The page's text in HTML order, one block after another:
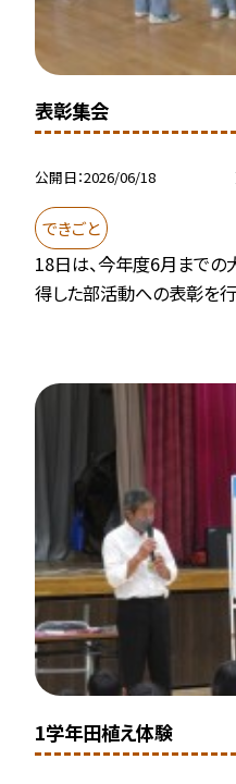
表彰集会
公開日 2026/06/18
できごと
18日は、今年度6月までの
得した部活動への表彰を
1学年田植え体験